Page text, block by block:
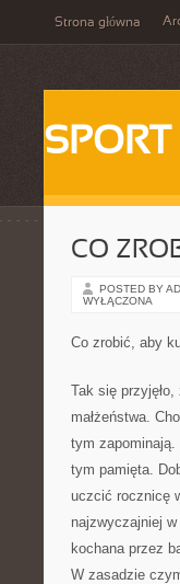
Strona główna
SPORT
CO
POSTED BY
WYŁĄCZONA
Co zrobić, aby
Tak się
małżeństwa.
tym zapominają.
tym pamięta.
uczcić rocznicę
najzwyczajniej
kochana przez
W zasadzie